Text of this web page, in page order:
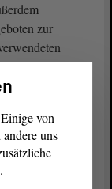
zur
bleiben
um
in
von
uns